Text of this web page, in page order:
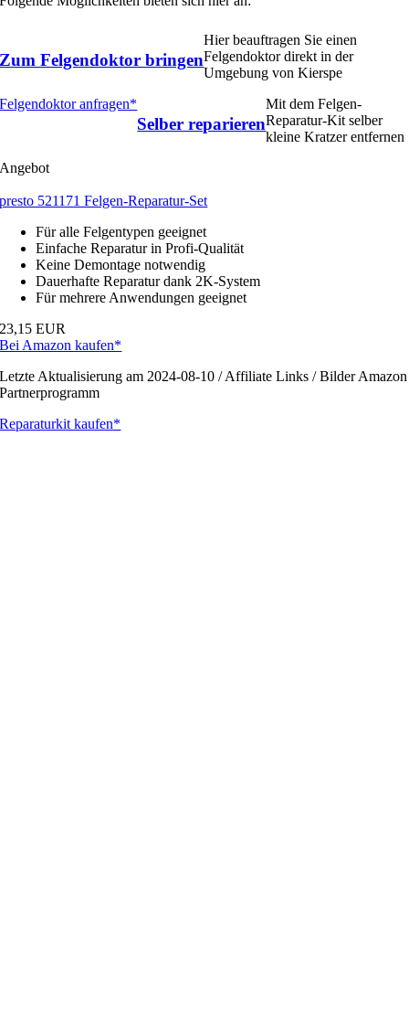
Zum Felgendoktor bringen
Hier beauftragen Sie einen
Felgendoktor direkt in der
Umgebung von Kierspe
Felgendoktor anfragen*
Selber reparieren
Mit dem Felgen-
Reparatur-Kit selber
kleine Kratzer entfernen
Angebot
presto 521171 Felgen-Reparatur-Set
Für alle Felgentypen geeignet
Einfache Reparatur in Profi-Qualität
Keine Demontage notwendig
Dauerhafte Reparatur dank 2K-System
Für mehrere Anwendungen geeignet
23,15 EUR
Bei Amazon kaufen*
Letzte Aktualisierung am 2024-08-10 / Affiliate Links / Bilder Amazon
Partnerprogramm
Reparaturkit kaufen*